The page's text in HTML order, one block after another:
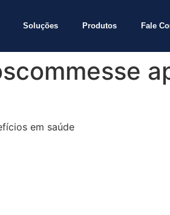
Soluções Produtos Fale
em saúde